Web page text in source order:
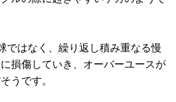
ではなく、繰り返し積み重なる慢
損傷していき、オーバーユースが
うです。